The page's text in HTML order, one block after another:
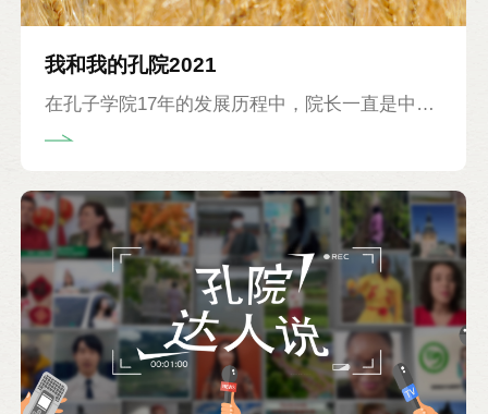
院长纪念奖章。2021年是设立奖章的第一年，已
有75位院长获得此项荣誉。2022年，又有25位院
100名院长获此殊荣。
我和我的孔院2021
在孔子学院17年的发展历程中，院长一直是中坚
力量，他们满怀着对国际中文教育事业的激情，
始终为增进世界人民对中国语言和文化的了解默
默奉献。为感谢中外方院长多年来对孔子学院和
国际中文教育事业的长期坚守和辛勤付出，对孔
子学院建设和发展的突出贡献，中国国际中文教
育基金会为任职满10年的院长设立了纪念奖章。
2021年，共有70多位院长获得此项荣誉，在9月
举办的孔子学院日活动筹备期间，基金会先后收